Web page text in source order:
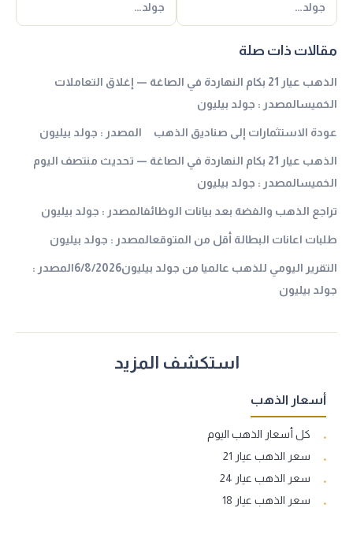
جولد…
جولد…
مقالات ذات صلة
الذهب عيار 21 بكام النهاردة في الصاغة — إغلاق التعاملات
الخميسالمصدر : جولد بيليون
عودة الاستثمارات إلى صناديق الذهب المصدر : جولد بيليون
الذهب عيار 21 بكام النهاردة في الصاغة — تحديث منتصف اليوم
الخميسالمصدر : جولد بيليون
تراجع الذهب والفضة بعد بيانات الوظائفالمصدر : جولد بيليون
طلبات اعانات البطالة أقل من المتوقعالمصدر : جولد بيليون
التقرير اليومي للذهب عالميا من جولد بيليون6/8/2026المصدر :
جولد بيليون
استكشف المزيد
أسعار الذهب
كل أسعار الذهب اليوم
سعر الذهب عيار 21
سعر الذهب عيار 24
سعر الذهب عيار 18